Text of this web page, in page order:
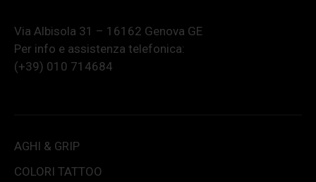
Via Albisola 31 – 16162 Genova GE
Per info e assistenza telefonica:
(+39) 010 714684
AGHI & GRIP
COLORI TATTOO